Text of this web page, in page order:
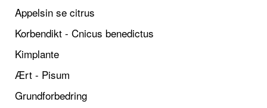
Appelsin se citrus
Korbendikt - Cnicus benedictus
Kimplante
Ært - Pisum
Grundforbedring